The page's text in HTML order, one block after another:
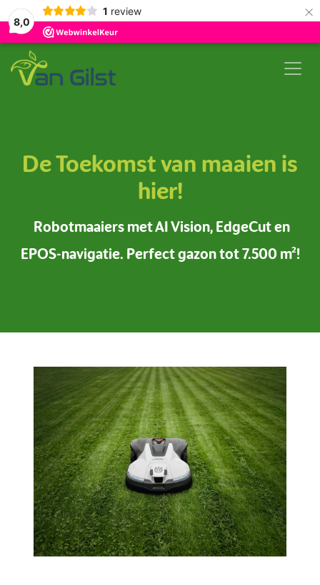
8,0
1 review ×
Overslaan naar inhoud
De Toekomst van maaien is
hier!
Robotmaaiers met AI Vision, EdgeCut en
EPOS-navigatie. Perfect gazon tot 7.500 m²!